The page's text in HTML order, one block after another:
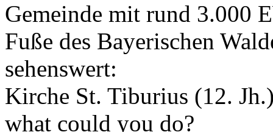
Gemeinde mit rund 3.000
Fuße des Bayerischen
sehenswert:
Kirche St. Tiburius (12.
what could you do?